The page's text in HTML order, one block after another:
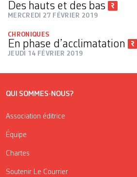
Des hauts et des bas
MERCREDI 27 FÉVRIER 2019
CHRONIQUES
En phase d’acclimatation
JEUDI 14 FÉVRIER 2019
QUI SOMMES-NOUS?
Association éditrice
Équipe
Chartes
Soutenir Le Courrier